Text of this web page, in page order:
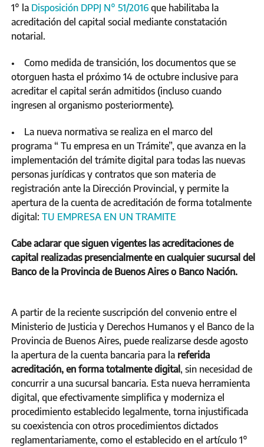
1° la Disposición DPPJ N° 51/2016 que habilitaba la
acreditación del capital social mediante constatación
notarial.
• Como medida de transición, los documentos que se
otorguen hasta el próximo 14 de octubre inclusive para
acreditar el capital serán admitidos (incluso cuando
ingresen al organismo posteriormente).
• La nueva normativa se realiza en el marco del
programa “ Tu empresa en un Trámite”, que avanza en la
implementación del trámite digital para todas las nuevas
personas jurídicas y contratos que son materia de
registración ante la Dirección Provincial, y permite la
apertura de la cuenta de acreditación de forma totalmente
digital: TU EMPRESA EN UN TRAMITE
Cabe aclarar que siguen vigentes las acreditaciones de
capital realizadas presencialmente en cualquier sucursal del
Banco de la Provincia de Buenos Aires o Banco Nación.
A partir de la reciente suscripción del convenio entre el
Ministerio de Justicia y Derechos Humanos y el Banco de la
Provincia de Buenos Aires, puede realizarse desde agosto
la apertura de la cuenta bancaria para la referida
acreditación, en forma totalmente digital, sin necesidad de
concurrir a una sucursal bancaria. Esta nueva herramienta
digital, que efectivamente simplifica y moderniza el
procedimiento establecido legalmente, torna injustificada
su coexistencia con otros procedimientos dictados
reglamentariamente, como el establecido en el artículo 1°